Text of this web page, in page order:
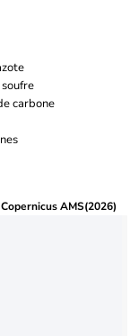
carbone
AMS(2026)